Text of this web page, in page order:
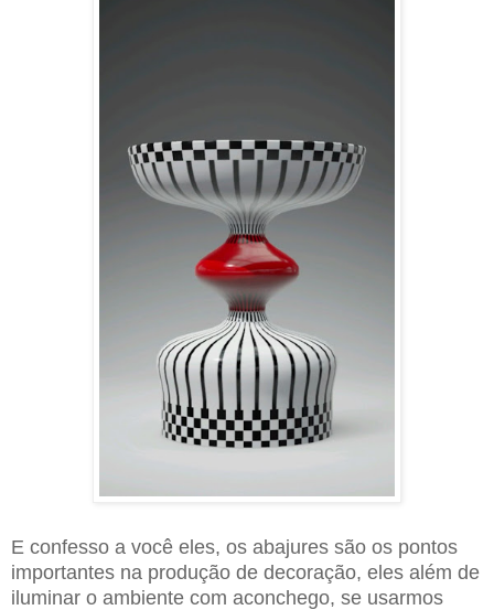
E confesso a você eles, os abajures são os pontos
importantes na produção de decoração, eles além de
iluminar o ambiente com aconchego, se usarmos